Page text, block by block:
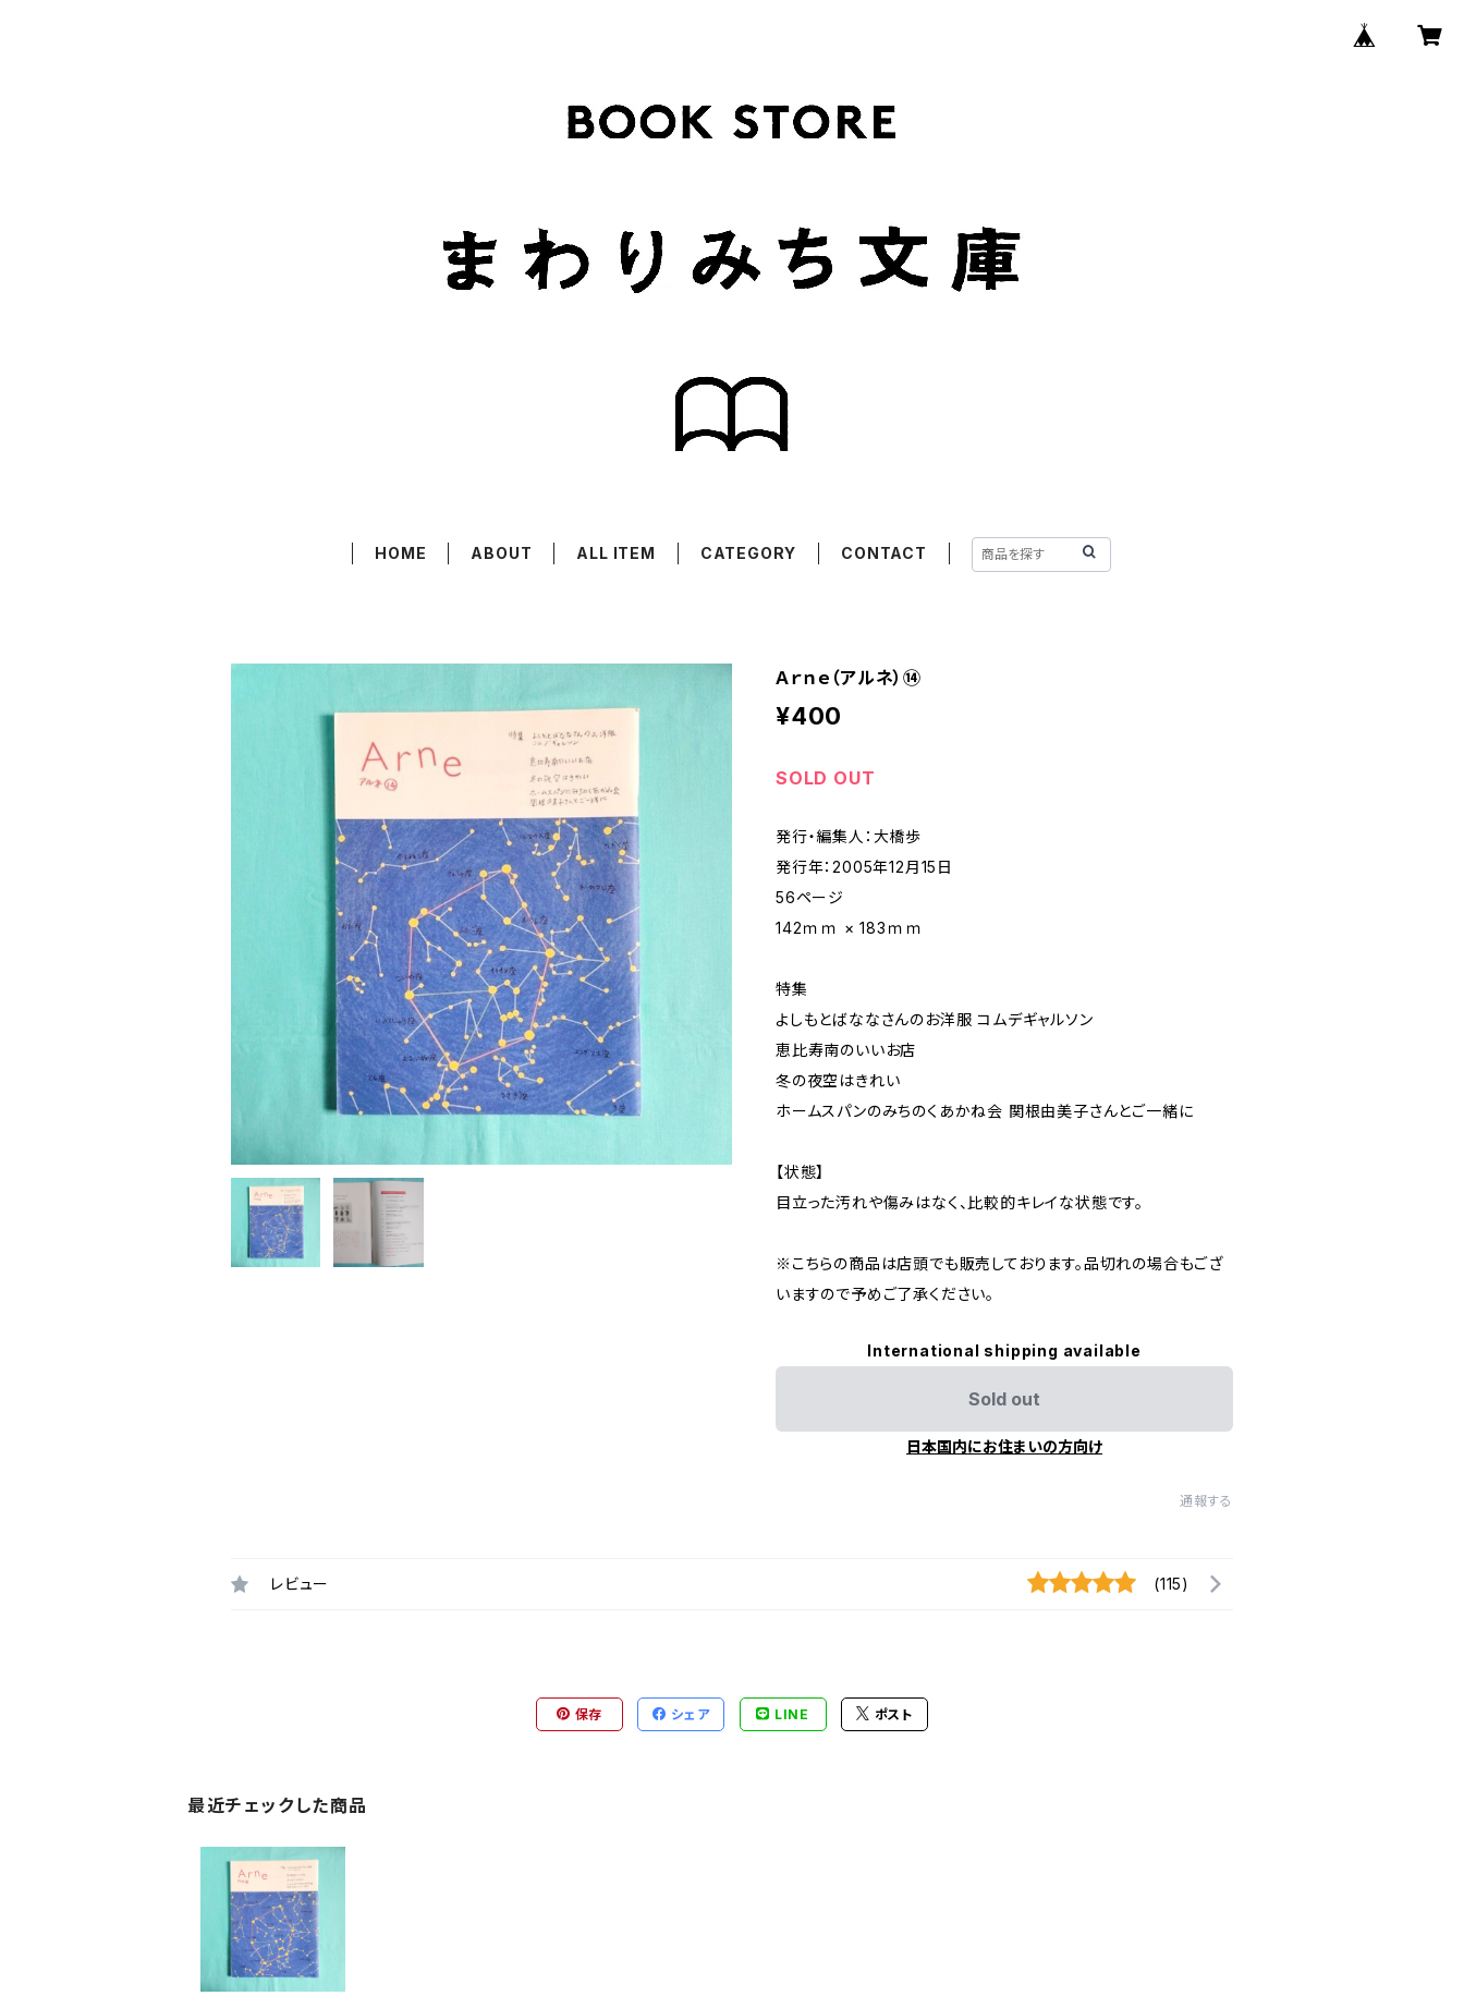
HOME ABOUT ALL ITEM CATEGORY CONTACT
Ａｒｎｅ（アルネ）⑭
¥400
SOLD OUT
発行・編集人：大橋歩
発行年：2005年12月15日
56ページ
142ｍｍ × 183ｍｍ
特集
よしもとばななさんのお洋服 コムデギャルソン
恵比寿南のいいお店
冬の夜空はきれい
ホームスパンのみちのくあかね会 関根由美子さんとご一緒に
【状態】
目立った汚れや傷みはなく、比較的キレイな状態です。
※こちらの商品は店頭でも販売しております。品切れの場合もござ
いますので予めご了承ください。
International shipping available
Sold out
日本国内にお住まいの方向け
通報する
レビュー (115)
保存 シェア LINE ポスト
最近チェックした商品